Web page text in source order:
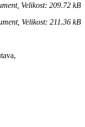
Velikost: 209.72 kB
Velikost: 211.36 kB